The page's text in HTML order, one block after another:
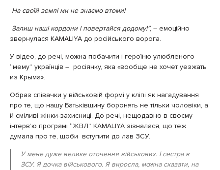
На своїй землі ми не знаємо втоми!
Залиш наші кордони і повертайся додому!”, – емоційно
звернулася KAMALIYA до російського ворога.
У відео, до речі, можна побачити і героїню улюбленого
“мему” українців – росіянку, яка «вообще не хочет уезжать
из Крыма».
Образ співачки у військовій формі у кліпі як нагадування
про те, що нашу Батьківщину боронять не тільки чоловіки, а
й сміливі жінки-захисниці. До речі, нещодавно в своєму
інтерв’ю програмі “ЖВЛ” KAMALIYA зізналася, що теж
думала про те, щоби вступити до лав ЗСУ.
У мене дуже велике оточення військових. І сестра в
ЗСУ. Я дочка військового. Я виросла, можна сказати, на